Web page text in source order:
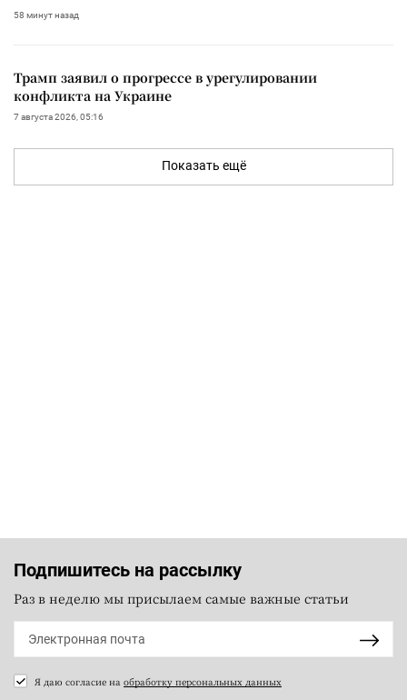
58 минут назад
Трамп заявил о прогрессе в урегулировании
конфликта на Украине
7 августа 2026, 05:16
Показать ещё
Подпишитесь на рассылку
Раз в неделю мы присылаем самые важные статьи
Я даю согласие на обработку персональных данных